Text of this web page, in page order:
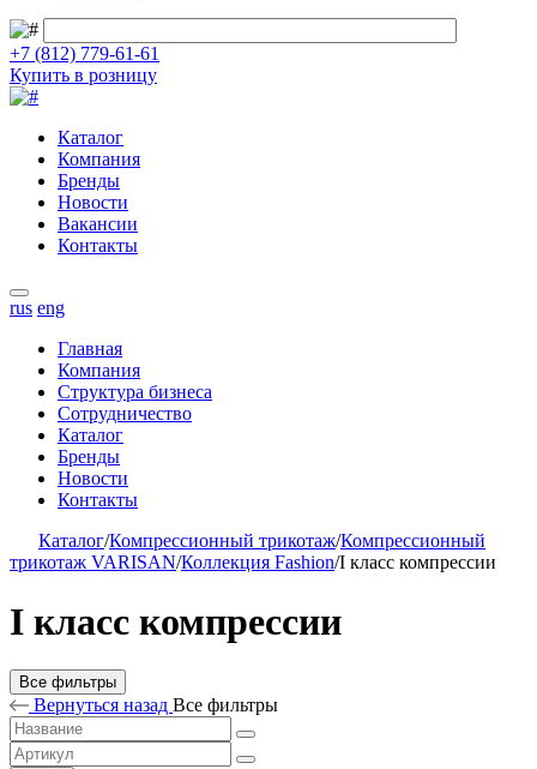
+7 (812) 779-61-61
Купить в розницу
Каталог
Компания
Бренды
Новости
Вакансии
Контакты
rus eng
Главная
Компания
Структура бизнеса
Сотрудничество
Каталог
Бренды
Новости
Контакты
Каталог/Компрессионный трикотаж/Компрессионный
трикотаж VARISAN/Коллекция Fashion/I класс компрессии
I класс компрессии
Все фильтры
Вернуться назад Все фильтры